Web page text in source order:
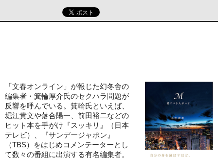
「文春オンライン」が報じた幻冬舎の
編集者・箕輪厚介氏のセクハラ問題が
反響を呼んでいる。箕輪氏といえば、
堀江貴文や落合陽一、前田裕二などの
ヒット本を手がけ『スッキリ』（日本
テレビ）、『サンデージャポン』
（TBS）をはじめコメンテーターとし
て数々の番組に出演する有名編集者。